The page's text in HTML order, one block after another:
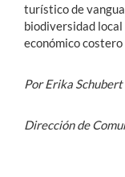
turístico de
biodiversidad
económico costero
Por Erika Schubert
Dirección de